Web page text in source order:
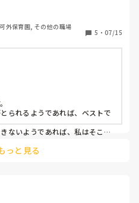
りますか。
だきありがとうございまし
手く関係を築けていると評
イヤ期の子との関わりが本当
んでいます。
仮定します。
が前提)
なんだろうなと思います。
告して、指導が入ったと
化してしまえば
外保育園, その他の職場
5 ・ 07/15
られるようであれば、ベストで
ないようであれば、私はそこで
りますが、虐待されている時点
っと見る